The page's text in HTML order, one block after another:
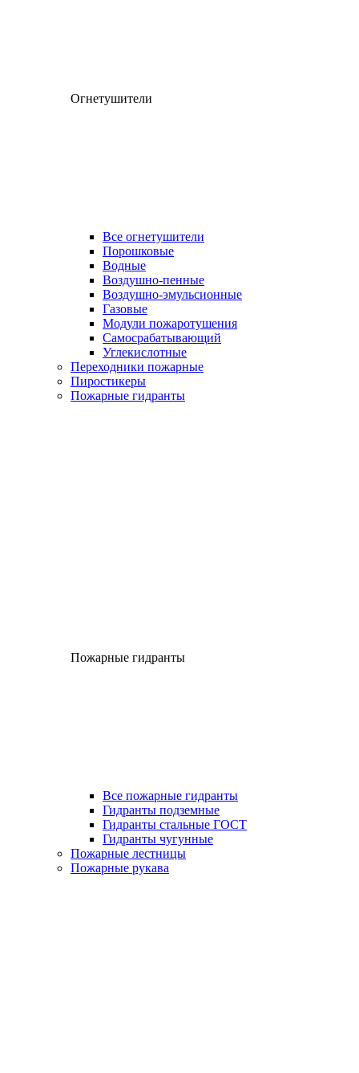
Огнетушители
Все огнетушители
Порошковые
Водные
Воздушно-пенные
Воздушно-эмульсионные
Газовые
Модули пожаротушения
Самосрабатывающий
Углекислотные
Переходники пожарные
Пиростикеры
Пожарные гидранты
Пожарные гидранты
Все пожарные гидранты
Гидранты подземные
Гидранты стальные ГОСТ
Гидранты чугунные
Пожарные лестницы
Пожарные рукава